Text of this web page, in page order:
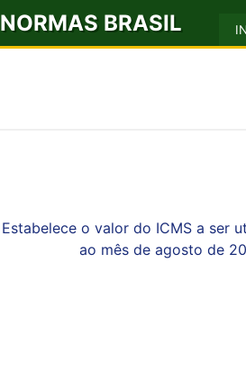
NORMAS BRASIL
Estabelece o valor do ICMS a ser
ao mês de agosto de